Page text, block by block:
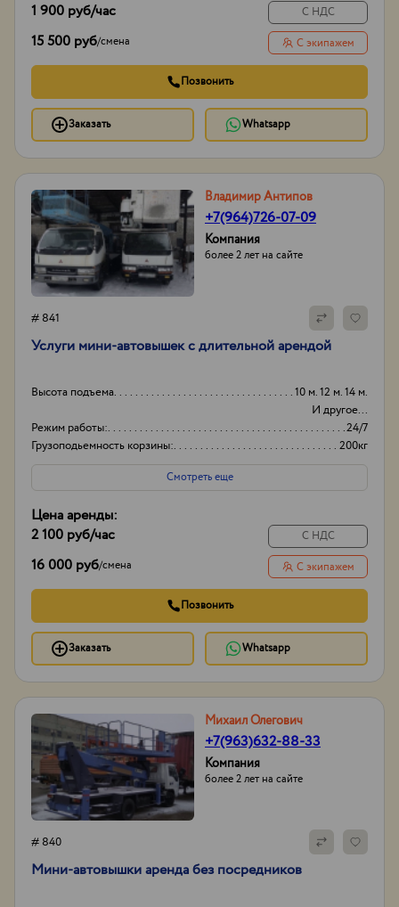
1 900 руб/час
15 500 руб/смена
С НДС
С экипажем
Позвонить
Заказать Whatsapp
Владимир Антипов
+7(964)726-07-09
Компания
более 2 лет на сайте
# 841
Услуги мини-автовышек с длительной арендой
Высота подъема
10 м. 12 м. 14 м.
И другое...
Режим работы:
24/7
Грузоподьемность корзины:
200кг
Боковой вылет стрелы
6м
Смотреть еще
Цена аренды:
2 100 руб/час
16 000 руб/смена
С НДС
С экипажем
Позвонить
Заказать Whatsapp
Михаил Олегович
+7(963)632-88-33
Компания
более 2 лет на сайте
# 840
Мини-автовышки аренда без посредников